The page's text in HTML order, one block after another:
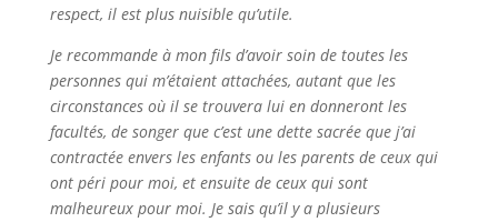
respect, il est plus nuisible qu’utile.
Je recommande à mon fils d’avoir soin de toutes les
personnes qui m’étaient attachées, autant que les
circonstances où il se trouvera lui en donneront les
facultés, de songer que c’est une dette sacrée que j’ai
contractée envers les enfants ou les parents de ceux qui
ont péri pour moi, et ensuite de ceux qui sont
malheureux pour moi. Je sais qu’il y a plusieurs